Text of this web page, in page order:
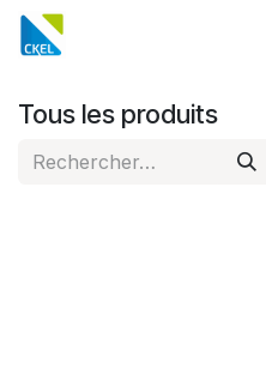
Se rendre au contenu
Tous les produits